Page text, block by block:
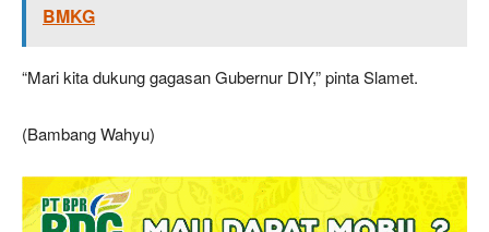
BMKG
“Mari kita dukung gagasan Gubernur DIY,” pinta Slamet.
(Bambang Wahyu)